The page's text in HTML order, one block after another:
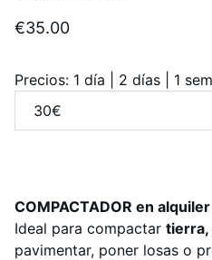
€35.00
Precios: 1 día | 2 días | 1
COMPACTADOR en alquiler
Ideal para compactar tierra,
pavimentar, poner losas o